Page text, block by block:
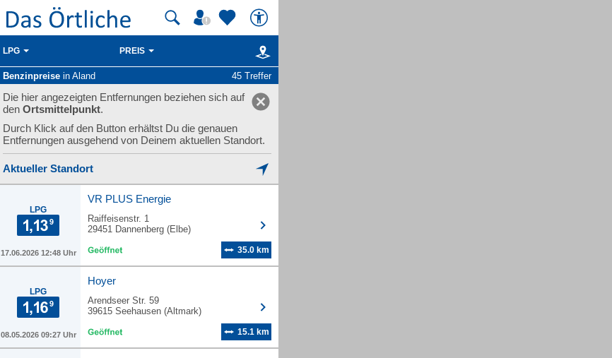
LPG PREIS
Benzinpreise in Aland 45 Treffer
Die hier angezeigten Entfernungen beziehen sich auf
den Ortsmittelpunkt.
Durch Klick auf den Button erhältst Du die genauen
Entfernungen ausgehend von Deinem aktuellen Standort.
Aktueller Standort
LPG
17.06.2026 12:48 Uhr
VR PLUS Energie
Raiffeisenstr. 1
29451 Dannenberg (Elbe)
35.0 km
LPG
08.05.2026 09:27 Uhr
Hoyer
Arendseer Str. 59
39615 Seehausen (Altmark)
15.1 km